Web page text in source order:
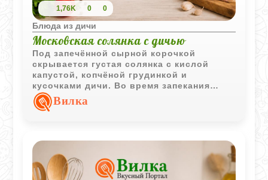
1,76K 0 0
Блюда из дичи
Московская солянка с дичью
Под запечённой сырной корочкой
скрывается густая солянка с кислой
капустой, копчёной грудинкой и
кусочками дичи. Во время запекания
капуста пропитывается мясным
бульоном и томатным соусом, становясь
Вилка